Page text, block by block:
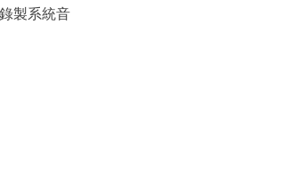
製系統音